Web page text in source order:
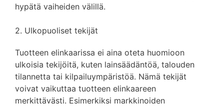
hypätä vaiheiden välillä.
2. Ulkopuoliset tekijät
Tuotteen elinkaarissa ei aina oteta huomioon
ulkoisia tekijöitä, kuten lainsäädäntöä, talouden
tilannetta tai kilpailuympäristöä. Nämä tekijät
voivat vaikuttaa tuotteen elinkaareen
merkittävästi. Esimerkiksi markkinoiden